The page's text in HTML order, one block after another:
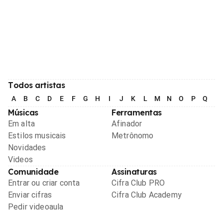
Todos artistas
A B C D E F G H I J K L M N O P Q
Músicas
Em alta
Estilos musicais
Novidades
Videos
Ferramentas
Afinador
Metrônomo
Comunidade
Entrar ou criar conta
Enviar cifras
Pedir videoaula
Assinaturas
Cifra Club PRO
Cifra Club Academy